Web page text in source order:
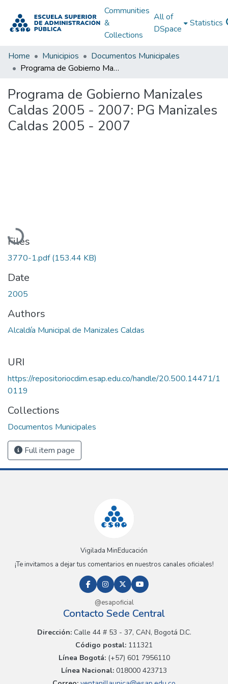
Communities
&
Collections
All of
DSpace
Statistics
Home Municipios
Documentos Municipales
Programa de Gobierno Manizales Caldas 2005 - 2007: PG Manizales Caldas 2005 - 2007
Programa de Gobierno Manizales
Caldas 2005 - 2007: PG Manizales
Caldas 2005 - 2007
Loading...
Files
3770-1.pdf(153.44 KB)
Date
2005
Authors
Alcaldía Municipal de Manizales Caldas
URI
https://repositoriocdim.esap.edu.co/handle/20.500.14471/1
0119
Collections
Documentos Municipales
Full item page
Vigilada MinEducación
¡Te invitamos a dejar tus comentarios en nuestros canales oficiales!
@esapoficial
Contacto Sede Central
Dirección:Calle 44 # 53 - 37, CAN, Bogotá D.C.
Código postal: 111321
Línea Bogotá:(+57) 601 7956110
Línea Nacional: 018000 423713